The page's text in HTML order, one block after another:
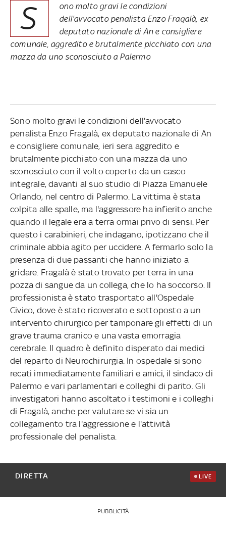
S
ono molto gravi le condizioni
dell'avvocato penalista Enzo Fragalà, ex
deputato nazionale di An e consigliere
comunale, aggredito e brutalmente picchiato con una
mazza da uno sconosciuto a Palermo
Sono molto gravi le condizioni dell'avvocato
penalista Enzo Fragalà, ex deputato nazionale di An
e consigliere comunale, ieri sera aggredito e
brutalmente picchiato con una mazza da uno
sconosciuto con il volto coperto da un casco
integrale, davanti al suo studio di Piazza Emanuele
Orlando, nel centro di Palermo. La vittima è stata
colpita alle spalle, ma l'aggressore ha infierito anche
quando il legale era a terra ormai privo di sensi. Per
questo i carabinieri, che indagano, ipotizzano che il
criminale abbia agito per uccidere. A fermarlo solo la
presenza di due passanti che hanno iniziato a
gridare. Fragalà è stato trovato per terra in una
pozza di sangue da un collega, che lo ha soccorso. Il
professionista è stato trasportato all'Ospedale
Civico, dove è stato ricoverato e sottoposto a un
intervento chirurgico per tamponare gli effetti di un
grave trauma cranico e una vasta emorragia
cerebrale. Il quadro è definito disperato dai medici
del reparto di Neurochirurgia. In ospedale si sono
recati immediatamente familiari e amici, il sindaco di
Palermo e vari parlamentari e colleghi di parito. Gli
investigatori hanno ascoltato i testimoni e i colleghi
di Fragalà, anche per valutare se vi sia un
collegamento tra l'aggressione e l'attività
professionale del penalista.
DIRETTA LIVE
PUBBLICITÀ